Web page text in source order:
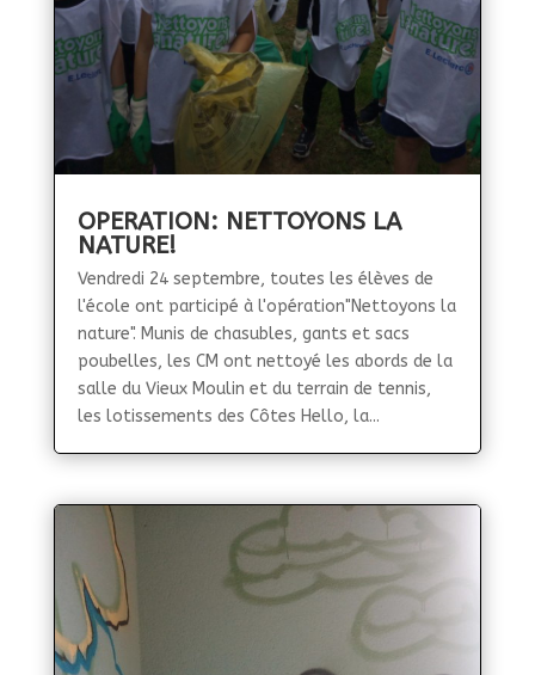
OPERATION: NETTOYONS LA
NATURE!
Vendredi 24 septembre, toutes les élèves de
l'école ont participé à l'opération"Nettoyons la
nature". Munis de chasubles, gants et sacs
poubelles, les CM ont nettoyé les abords de la
salle du Vieux Moulin et du terrain de tennis,
les lotissements des Côtes Hello, la...